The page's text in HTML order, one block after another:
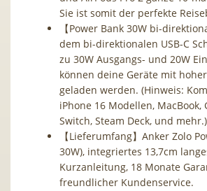
Sie ist somit der perfekte
【Power Bank 30W bi-
dem bi-direktionalen USB-C
zu 30W Ausgangs- und 20W
können deine Geräte mit
geladen werden. (Hinweis:
iPhone 16 Modellen, MacBook,
Switch, Steam Deck, und mehr.)
【Lieferumfang】Anker Zolo
30W), integriertes 13,7cm
Kurzanleitung, 18 Monate
freundlicher Kundenservice.